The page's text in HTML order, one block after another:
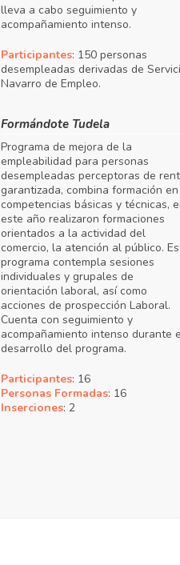
lleva a cabo seguimiento y
acompañamiento intenso.
Participantes: 150 personas
desempleadas derivadas de
Navarro de Empleo.
Formándote Tudela
Programa de mejora de la
empleabilidad para personas
desempleadas perceptoras de
garantizada, combina formación en
competencias básicas y técnicas,
este año realizaron formaciones
orientados a la actividad del
comercio, la atención al público.
programa contempla sesiones
individuales y grupales de
orientación laboral, así como
acciones de prospección Laboral.
Cuenta con seguimiento y
acompañamiento intenso durante
desarrollo del programa.
Participantes: 16
Personas Formadas: 16
Inserciones: 2